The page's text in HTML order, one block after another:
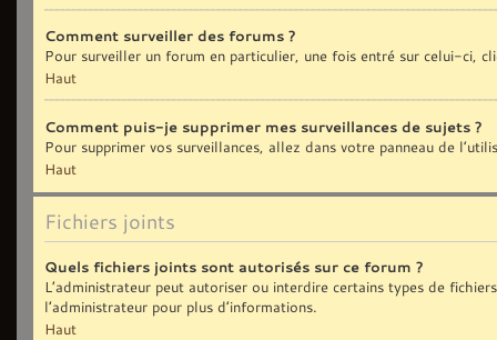
Comment surveiller des forums ?
Pour surveiller un forum en particulier, une fois entré sur celui-ci,
Haut
Comment puis-je supprimer mes surveillances de sujets ?
Pour supprimer vos surveillances, allez dans votre panneau de
Haut
Fichiers joints
Quels fichiers joints sont autorisés sur ce forum ?
L’administrateur peut autoriser ou interdire certains types de
l’administrateur pour plus d’informations.
Haut